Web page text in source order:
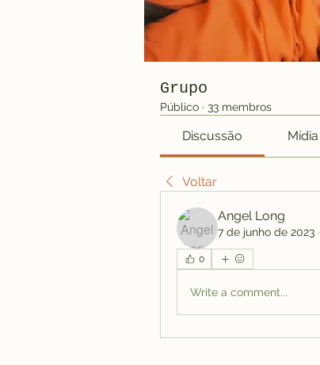
Grupo
Público · 33 membros
Discussão Mídia
Voltar
Angel Long
7 de junho de 2023 ·
0
Write a comment...